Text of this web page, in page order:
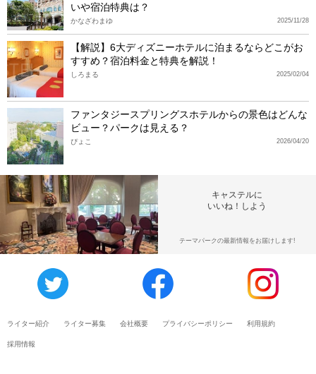
いや宿泊特典は？
2025/11/28
かなざわまゆ
【解説】6大ディズニーホテルに泊まるならどこがお
すすめ？宿泊料金と特典を解説！
2025/02/04
しろまる
ファンタジースプリングスホテルからの景色はどんな
ビュー？パークは見える？
2026/04/20
ぴょこ
キャステルに
いいね！しよう
テーマパークの最新情報をお届けします!
ライター紹介 ライター募集 会社概要 プライバシーポリシー 利用規約
採用情報